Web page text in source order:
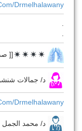
drmelhalawany
.
.
[[
د/ جمالات
drmelhalawany
د/ محمد الجمل